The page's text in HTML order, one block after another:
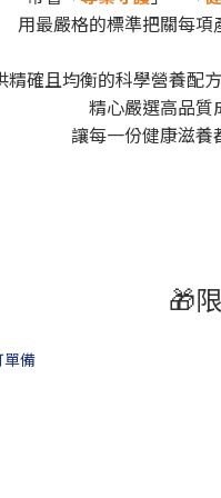
用最嚴格的標準把關每項
精確且均衡的科學營養配
精心嚴選高品質
讓每一份健康滋養
🎁